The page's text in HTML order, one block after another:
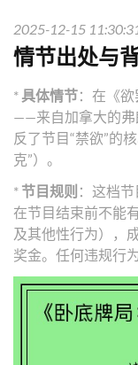
2025-12-15
情节出处与
* 具体情节：在《
——来自加拿大的
反了节目“禁欲”的
克”）。
* 节目规则 ：这档
在节目结束前不能
及其他性行为），
奖金。任何违规行